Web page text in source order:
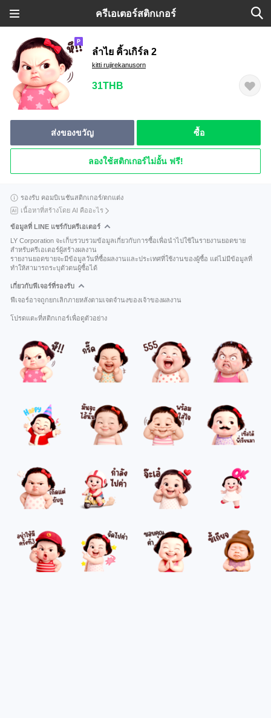
ครีเอเตอร์สติกเกอร์
ลำไย คิ้วเกิร์ล 2
kitti rujirekanusorn
31THB
ส่งของขวัญ ซื้อ
ลองใช้สติกเกอร์ไม่อั้น ฟรี!
รองรับ คอมบิเนชันสติกเกอร์/ตกแต่ง
เนื้อหาที่สร้างโดย AI คืออะไร
ข้อมูลที่ LINE แชร์กับครีเอเตอร์
LY Corporation จะเก็บรวบรวมข้อมูลเกี่ยวกับการซื้อเพื่อนำไปใช้ในรายงานยอดขาย
สำหรับครีเอเตอร์ผู้สร้างผลงาน
รายงานยอดขายจะมีข้อมูลวันที่ซื้อผลงานและประเทศที่ใช้งานของผู้ซื้อ แต่ไม่มีข้อมูลที่
ทำให้สามารถระบุตัวตนผู้ซื้อได้
เกี่ยวกับฟีเจอร์ที่รองรับ
ฟีเจอร์อาจถูกยกเลิกภายหลังตามเจตจำนงของเจ้าของผลงาน
โปรดแตะที่สติกเกอร์เพื่อดูตัวอย่าง